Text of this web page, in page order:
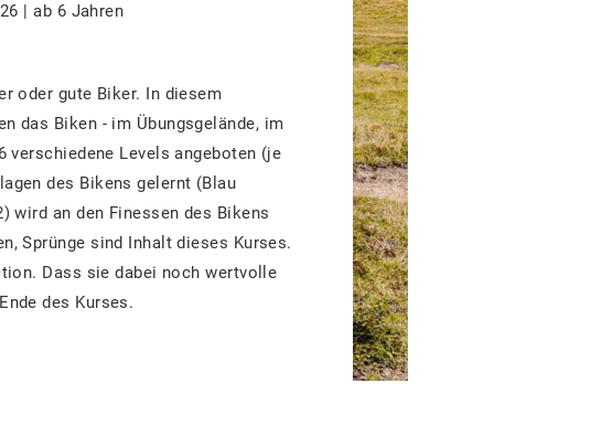
| ab 6 Jahren
oder gute Biker. In diesem
das Biken - im Übungsgelände, im
verschiedene Levels angeboten (je
des Bikens gelernt (Blau
wird an den Finessen des Bikens
Sprünge sind Inhalt dieses Kurses.
Dass sie dabei noch wertvolle
des Kurses.